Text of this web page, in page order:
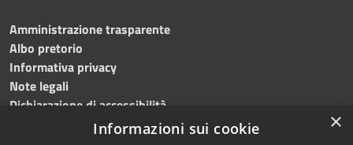
Amministrazione trasparente
Albo pretorio
Informativa privacy
Note legali
Dichiarazione di accessibilità
×
Informazioni sui cookie